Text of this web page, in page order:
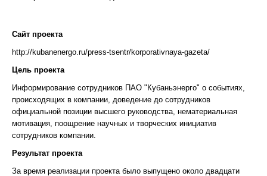
Сайт проекта
http://kubanenergo.ru/press-tsentr/korporativnaya-gazeta/
Цель проекта
Информирование сотрудников ПАО "Кубаньэнерго" о событиях,
происходящих в компании, доведение до сотрудников
официальной позиции высшего руководства, нематериальная
мотивация, поощрение научных и творческих инициатив
сотрудников компании.
Результат проекта
За время реализации проекта было выпущено около двадцати